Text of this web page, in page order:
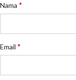
Nama *
Email *